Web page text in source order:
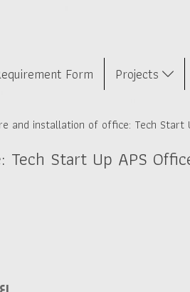
Form Projects
and installation of office: Tech Start
Start Up APS